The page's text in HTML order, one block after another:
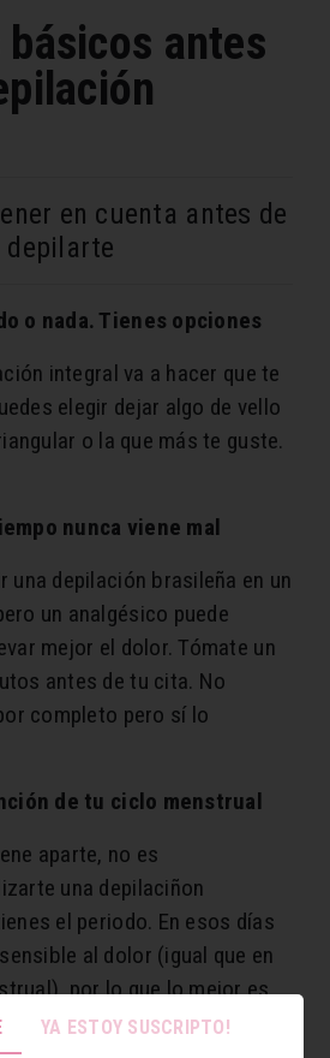
básicos antes
en cuenta antes de
depilarte
o nada. Tienes opciones
integral va a hacer que te
elegir dejar algo de vello
o la que más te guste.
nunca viene mal
una depilación brasileña en un
un analgésico puede
mejor el dolor. Tómate un
antes de tu cita. No
completo pero sí lo
de tu ciclo menstrual
aparte, no es
una depilaciñon
el periodo. En esos días
al dolor (igual que en
por lo que lo mejor es
semanas siguientes a
YA ESTOY SUSCRIPTO!